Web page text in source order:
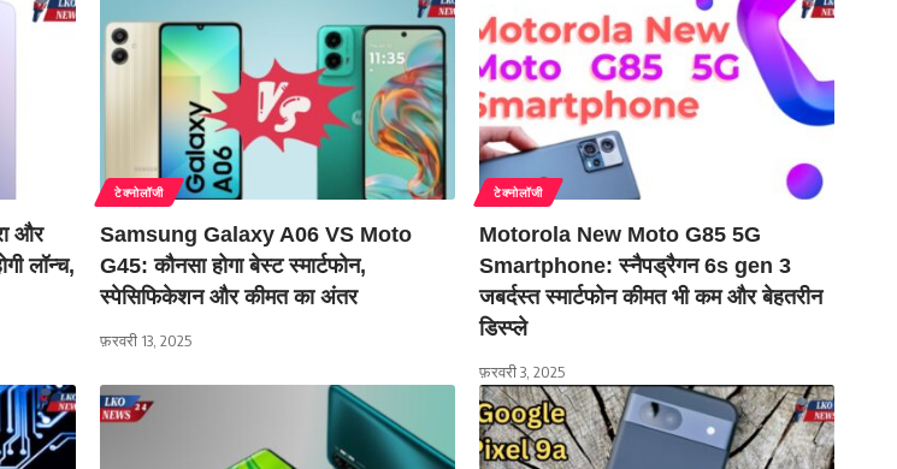
और
लॉन्च,
टेक्नोलॉजी
Samsung Galaxy A06 VS Moto
G45: कौनसा होगा बेस्ट स्मार्टफोन,
स्पेसिफिकेशन और कीमत का अंतर
फ़रवरी 13, 2025
टेक्नोलॉजी
Motorola New Moto G85 5G
Smartphone: स्नैपड्रैगन 6s gen 3
जबर्दस्त स्मार्टफोन कीमत भी कम और बेहतरीन
डिस्प्ले
फ़रवरी 3, 2025